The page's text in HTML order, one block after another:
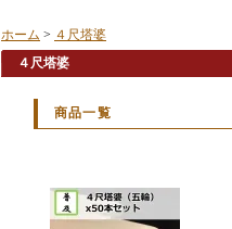
ホーム > ４尺塔婆
４尺塔婆
商品一覧